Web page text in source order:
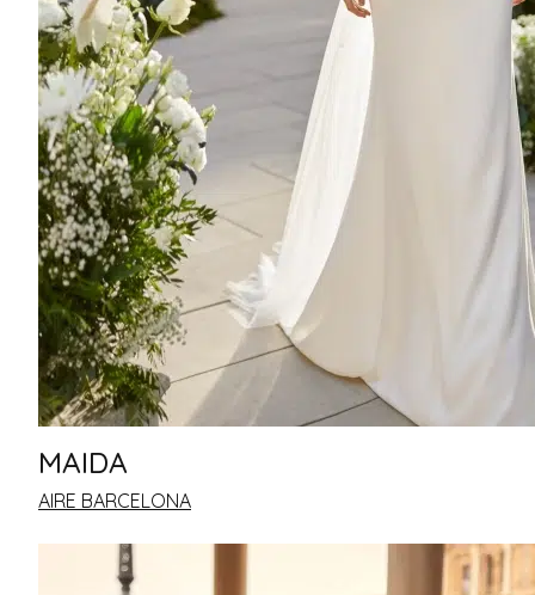
MAIDA
AIRE BARCELONA